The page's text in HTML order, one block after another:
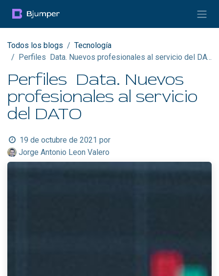
Todos los blogs
Tecnología
Perfiles Data. Nuevos profesionales al servicio del DATO
Perfiles Data. Nuevos
profesionales al servicio
del DATO
19 de octubre de 2021 por
Jorge Antonio Leon Valero